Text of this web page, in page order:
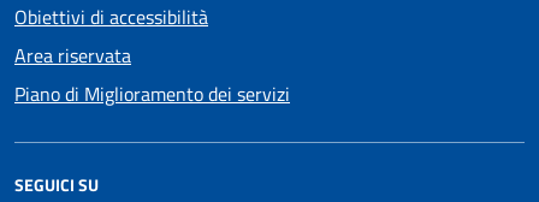
Obiettivi di accessibilità
Area riservata
Piano di Miglioramento dei servizi
SEGUICI SU